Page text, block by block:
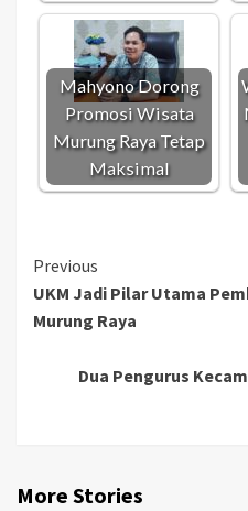
Mahyono Dorong
Promosi Wisata
Murung Raya Tetap
Maksimal
Continue
Reading
Previous
UKM Jadi Pilar Utama
Murung Raya
Dua Pengurus
More Stories